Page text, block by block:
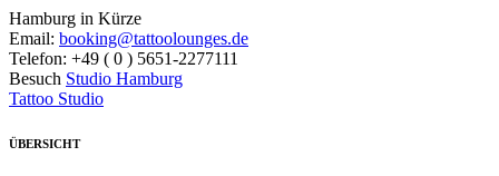
Hamburg in Kürze
Email: booking@tattoolounges.de
Telefon: +49 ( 0 ) 5651-2277111
Besuch Studio Hamburg
Tattoo Studio
ÜBERSICHT